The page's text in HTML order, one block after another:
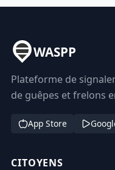
WASPP
Plateforme de
de guêpes et frelons
App Store
CITOYENS